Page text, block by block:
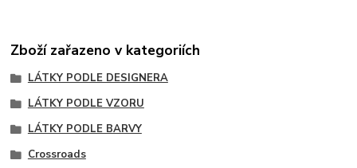
Zboží zařazeno v kategoriích
LÁTKY PODLE DESIGNERA
LÁTKY PODLE VZORU
LÁTKY PODLE BARVY
Crossroads